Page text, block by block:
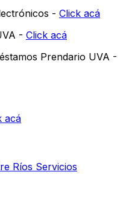
- Click acá
- Click acá
Prendario UVA -
acá
Ríos Servicios